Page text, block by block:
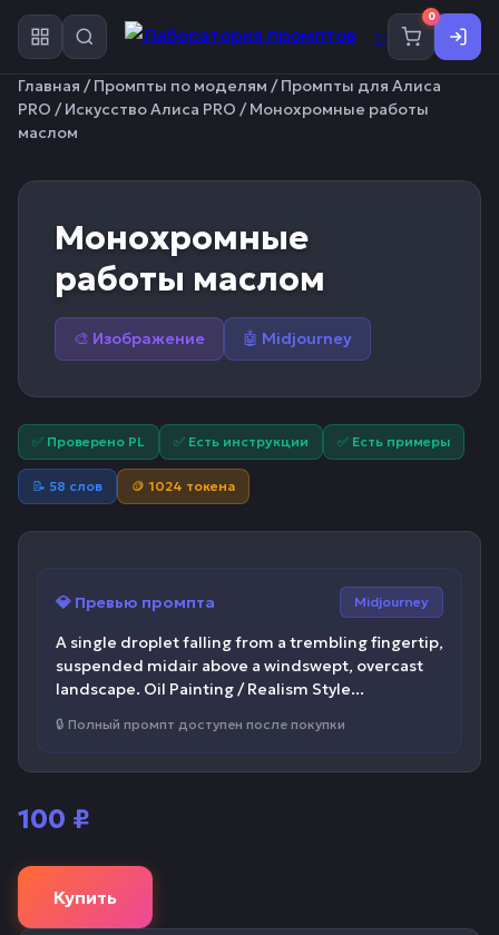
✨
0
Главная /Промпты по моделям /Промпты для Алиса
PRO /Искусство Алиса PRO / Монохромные работы
маслом
Монохромные
работы маслом
🎨 Изображение 🤖 Midjourney
✅ Проверено PL ✅ Есть инструкции ✅ Есть примеры
📝 58 слов 🪙 1024 токена
💎 Превью промпта Midjourney
A single droplet falling from a trembling fingertip,
suspended midair above a windswept, overcast
landscape. Oil Painting / Realism Style...
🔒 Полный промпт доступен после покупки
100 ₽
Купить